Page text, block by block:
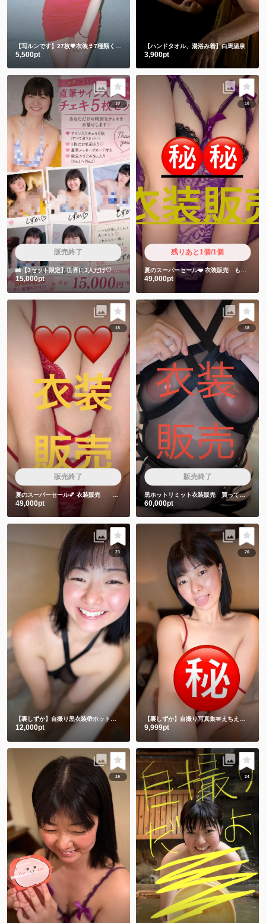
5,500pt
【ハンドタオル、湯浴み着】白馬温泉
3,900pt
18
販売終了
📸【3セット限定】世界に3人だけ♡ しずかちゃん直筆サイン入りチェキ5枚セット
15,000pt
18
残りあと1個/1個
夏のスーパーセール❤️ 衣装販売 もちゅりん食べた時の衣装です❤️
49,000pt
18
販売終了
夏のスーパーセール💕 衣装販売 赤色衣装❤️
49,000pt
18
販売終了
黒ホットリミット衣装販売 買ってくれた人しか見れない特典動画2本付き❤️
60,000pt
23
【裏しずか】自撮り黒衣装🫣ホットリミット🎵夏を刺激します❤️
12,000pt
20
【裏しずか】自撮り写真集🫶えちえち赤下着
9,999pt
19 24